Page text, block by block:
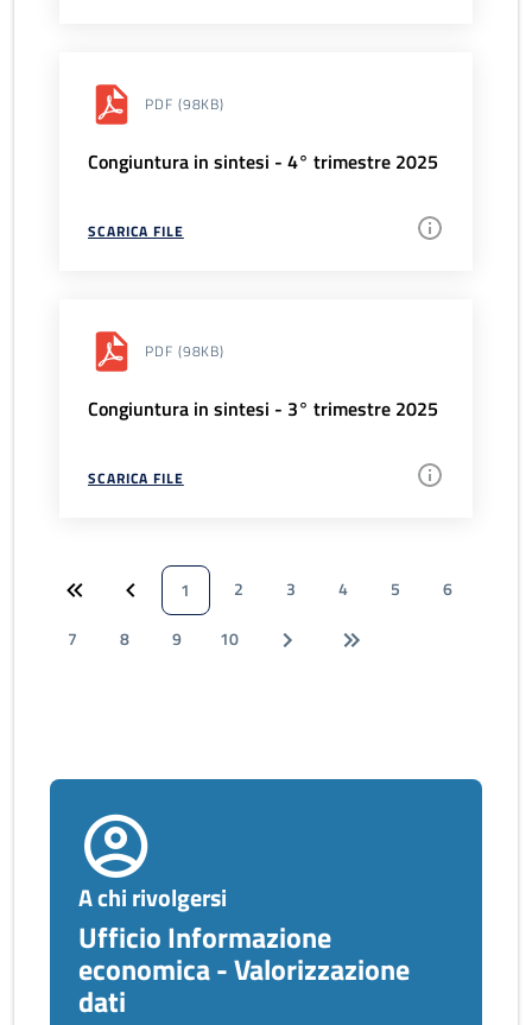
PDF (98KB)
Congiuntura in sintesi - 4° trimestre 2025
SCARICA FILE
PDF (98KB)
Congiuntura in sintesi - 3° trimestre 2025
SCARICA FILE
1 2 3 4 5
6
7
8 9 10
A chi rivolgersi
Ufficio Informazione
economica - Valorizzazione
dati